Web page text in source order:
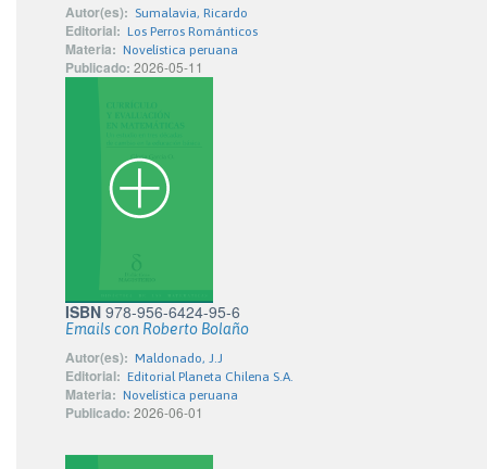
Autor(es): Sumalavia, Ricardo
Editorial: Los Perros Románticos
Materia: Novelística peruana
Publicado: 2026-05-11
ISBN 978-956-6424-95-6
Emails con Roberto Bolaño
Autor(es): Maldonado, J.J
Editorial: Editorial Planeta Chilena S.A.
Materia: Novelística peruana
Publicado: 2026-06-01